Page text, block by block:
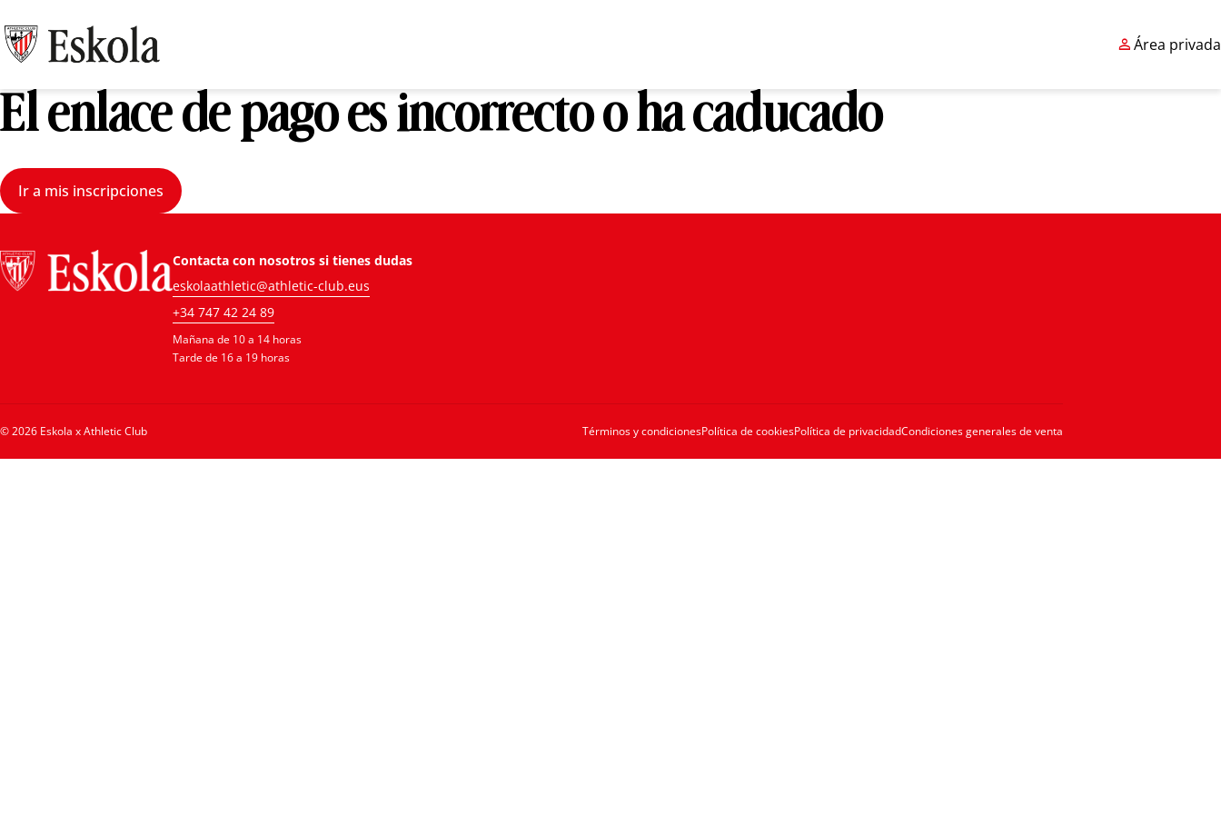
Área privada
El enlace de pago es incorrecto o ha caducado
Ir a mis inscripciones
Contacta con nosotros si tienes dudas
eskolaathletic@athletic-club.eus
+34 747 42 24 89
Mañana de 10 a 14 horas
Tarde de 16 a 19 horas
© 2026 Eskola x Athletic Club Términos y condicionesPolítica de cookiesPolítica de privacidadCondiciones generales de venta